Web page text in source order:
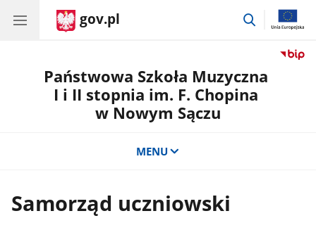
gov.pl
przejdź
Państwowa Szkoła Muzyczna
I i II stopnia im. F. Chopina
w Nowym Sączu
MENU
Samorząd uczniowski